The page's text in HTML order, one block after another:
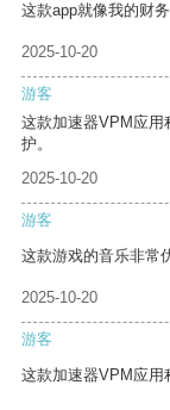
这款app就像我的财
2025-10-20
游客
这款加速器VPM应用
护。
2025-10-20
游客
这款游戏的音乐非常
2025-10-20
游客
这款加速器VPM应用